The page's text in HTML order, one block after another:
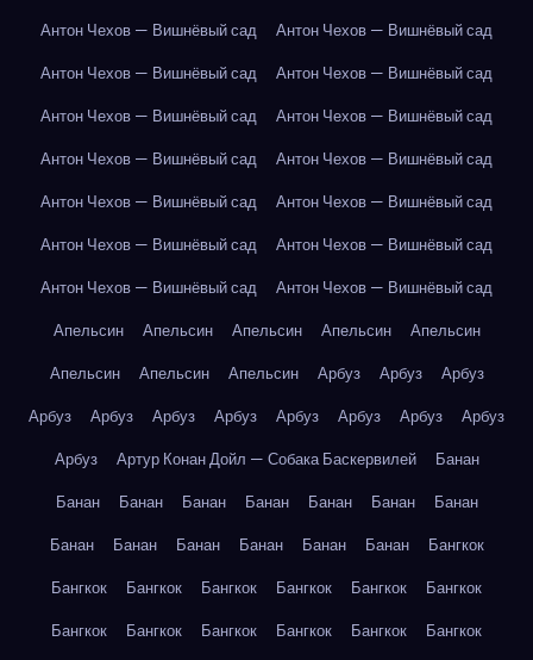
Антон Чехов — Вишнёвый сад
Антон Чехов — Вишнёвый сад
Антон Чехов — Вишнёвый сад
Антон Чехов — Вишнёвый сад
Антон Чехов — Вишнёвый сад
Антон Чехов — Вишнёвый сад
Антон Чехов — Вишнёвый сад
Антон Чехов — Вишнёвый сад
Антон Чехов — Вишнёвый сад
Антон Чехов — Вишнёвый сад
Антон Чехов — Вишнёвый сад
Антон Чехов — Вишнёвый сад
Антон Чехов — Вишнёвый сад
Антон Чехов — Вишнёвый сад
Апельсин
Апельсин Апельсин Апельсин
Апельсин
Апельсин
Апельсин Апельсин Арбуз Арбуз
Арбуз
Арбуз
Арбуз Арбуз Арбуз Арбуз Арбуз Арбуз
Арбуз
Арбуз
Артур Конан Дойл — Собака Баскервилей
Банан
Банан
Банан Банан Банан Банан Банан
Банан
Банан
Банан Банан Банан Банан Банан
Бангкок
Бангкок
Бангкок Бангкок Бангкок Бангкок
Бангкок
Бангкок
Бангкок Бангкок Бангкок Бангкок Бангкок